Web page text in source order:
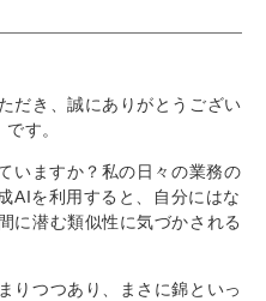
だき、誠にありがとうござい
す。
いますか？私の日々の業務の
AIを利用すると、自分にはな
に潜む類似性に気づかされる
りつつあり、まさに錦といっ